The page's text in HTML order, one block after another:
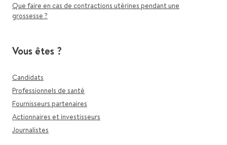
Que faire en cas de contractions utérines pendant une
grossesse ?
Vous êtes ?
Candidats
Professionnels de santé
Fournisseurs partenaires
Actionnaires et investisseurs
Journalistes